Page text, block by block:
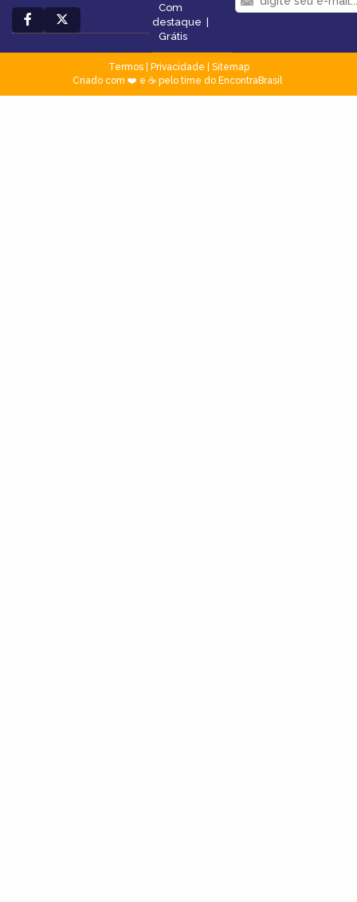
Com
destaque |
Grátis
Termos| Privacidade
Sitemap
Criado com ❤️ e ☕ pelo time do EncontraBrasil